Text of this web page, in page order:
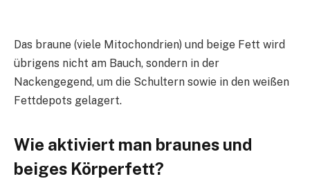
Das braune (viele Mitochondrien) und beige Fett wird
übrigens nicht am Bauch, sondern in der
Nackengegend, um die Schultern sowie in den weißen
Fettdepots gelagert.
Wie aktiviert man braunes und
beiges Körperfett?